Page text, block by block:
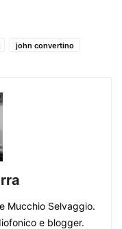
john convertino
Mucchio Selvaggio.
e blogger.